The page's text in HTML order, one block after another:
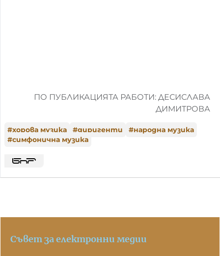
ПО ПУБЛИКАЦИЯТА РАБОТИ: ДЕСИСЛАВА
ДИМИТРОВА
#хорова музика #диригенти #народна музика
#симфонична музика
Съвет за електронни медии